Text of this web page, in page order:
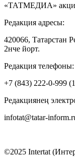
«ТАТМЕДИА»
Редакция адресы:
420066, Татарстан
2нче йорт.
Редакция телефоны:
+7 (843) 222-0-999
Редакциянең
infotat@tatar-
©2025 Intertat